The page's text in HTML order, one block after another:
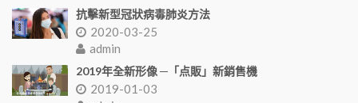
抗擊新型冠狀病毒肺炎方法
2020-03-25
admin
2019年全新形像 ─「点販」新銷售機
2019-01-03